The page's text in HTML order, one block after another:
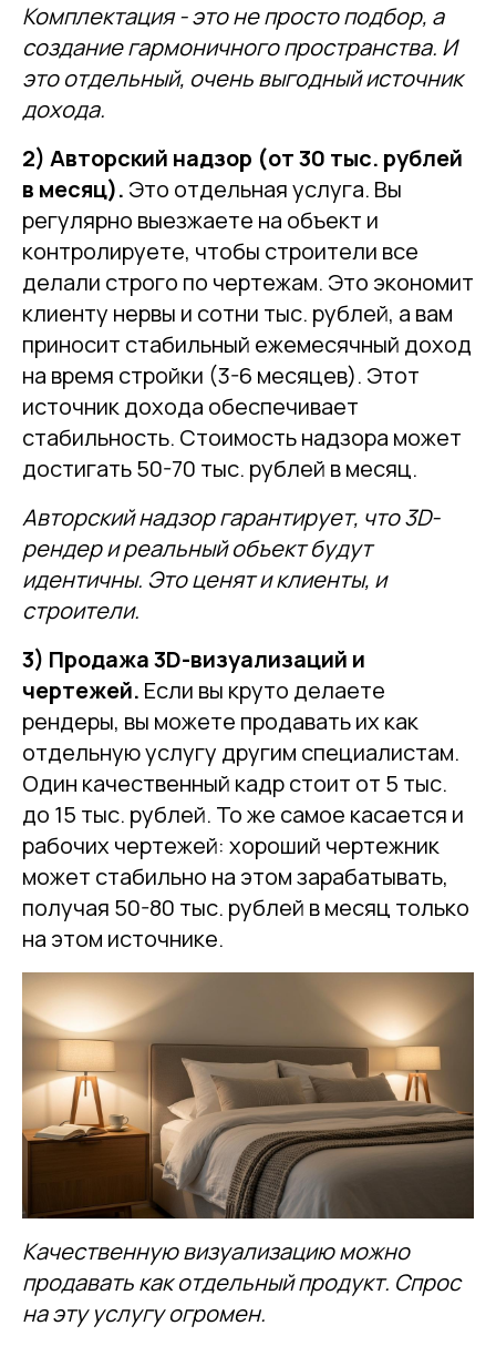
Комплектация - это не просто подбор, а
создание гармоничного пространства. И
это отдельный, очень выгодный источник
дохода.
2) Авторский надзор (от 30 тыс. рублей
в месяц). Это отдельная услуга. Вы
регулярно выезжаете на объект и
контролируете, чтобы строители все
делали строго по чертежам. Это экономит
клиенту нервы и сотни тыс. рублей, а вам
приносит стабильный ежемесячный доход
на время стройки (3-6 месяцев). Этот
источник дохода обеспечивает
стабильность. Стоимость надзора может
достигать 50-70 тыс. рублей в месяц.
Авторский надзор гарантирует, что 3D-
рендер и реальный объект будут
идентичны. Это ценят и клиенты, и
строители.
3) Продажа 3D-визуализаций и
чертежей. Если вы круто делаете
рендеры, вы можете продавать их как
отдельную услугу другим специалистам.
Один качественный кадр стоит от 5 тыс.
до 15 тыс. рублей. То же самое касается и
рабочих чертежей: хороший чертежник
может стабильно на этом зарабатывать,
получая 50-80 тыс. рублей в месяц только
на этом источнике.
Качественную визуализацию можно
продавать как отдельный продукт. Спрос
на эту услугу огромен.